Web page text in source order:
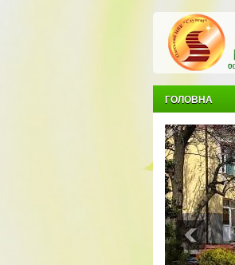
ГОЛОВНА